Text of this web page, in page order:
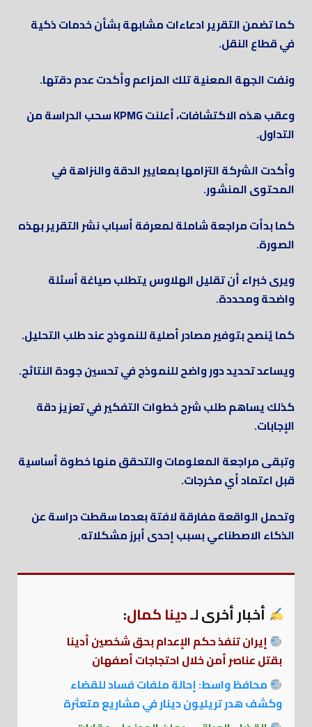
كما تضمن التقرير ادعاءات مشابهة بشأن خدمات ذكية
في قطاع النقل.
ونفت الجهة المعنية تلك المزاعم وأكدت عدم دقتها.
وعقب هذه الاكتشافات، أعلنت KPMG سحب الدراسة من
التداول.
وأكدت الشركة التزامها بمعايير الدقة والنزاهة في
المحتوى المنشور.
كما بدأت مراجعة شاملة لمعرفة أسباب نشر التقرير بهذه
الصورة.
ويرى خبراء أن تقليل الهلاوس يتطلب صياغة أسئلة
واضحة ومحددة.
كما يُنصح بتوفير مصادر أصلية للنموذج عند طلب التحليل.
ويساعد تحديد دور واضح للنموذج في تحسين جودة النتائج.
كذلك يساهم طلب شرح خطوات التفكير في تعزيز دقة
الإجابات.
وتبقى مراجعة المعلومات والتحقق منها خطوة أساسية
قبل اعتماد أي مخرجات.
وتحمل الواقعة مفارقة لافتة بعدما سقطت دراسة عن
الذكاء الاصطناعي بسبب إحدى أبرز مشكلاته.
أخبار أخرى لـدينا كمال:
إيران تنفذ حكم الإعدام بحق شخصين أدينا
بقتل عناصر أمن خلال احتجاجات أصفهان
محافظ واسط: إحالة ملفات فساد للقضاء
وكشف هدر تريليون دينار في مشاريع متعثرة